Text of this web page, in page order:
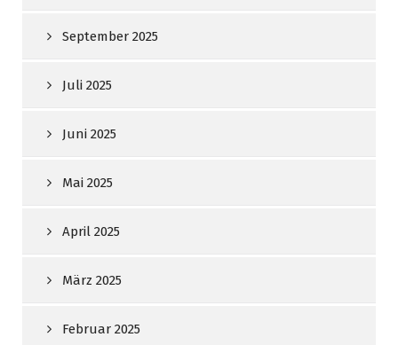
September 2025
Juli 2025
Juni 2025
Mai 2025
April 2025
März 2025
Februar 2025